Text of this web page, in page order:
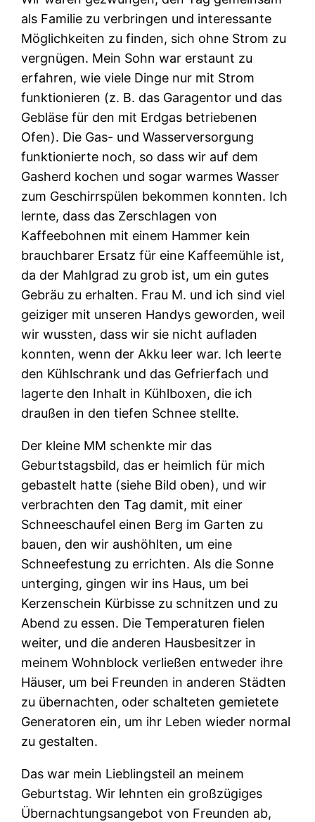
als Familie zu verbringen und interessante
Möglichkeiten zu finden, sich ohne Strom zu
vergnügen. Mein Sohn war erstaunt zu
erfahren, wie viele Dinge nur mit Strom
funktionieren (z. B. das Garagentor und das
Gebläse für den mit Erdgas betriebenen
Ofen). Die Gas- und Wasserversorgung
funktionierte noch, so dass wir auf dem
Gasherd kochen und sogar warmes Wasser
zum Geschirrspülen bekommen konnten. Ich
lernte, dass das Zerschlagen von
Kaffeebohnen mit einem Hammer kein
brauchbarer Ersatz für eine Kaffeemühle ist,
da der Mahlgrad zu grob ist, um ein gutes
Gebräu zu erhalten. Frau M. und ich sind viel
geiziger mit unseren Handys geworden, weil
wir wussten, dass wir sie nicht aufladen
konnten, wenn der Akku leer war. Ich leerte
den Kühlschrank und das Gefrierfach und
lagerte den Inhalt in Kühlboxen, die ich
draußen in den tiefen Schnee stellte.
Der kleine MM schenkte mir das
Geburtstagsbild, das er heimlich für mich
gebastelt hatte (siehe Bild oben), und wir
verbrachten den Tag damit, mit einer
Schneeschaufel einen Berg im Garten zu
bauen, den wir aushöhlten, um eine
Schneefestung zu errichten. Als die Sonne
unterging, gingen wir ins Haus, um bei
Kerzenschein Kürbisse zu schnitzen und zu
Abend zu essen. Die Temperaturen fielen
weiter, und die anderen Hausbesitzer in
meinem Wohnblock verließen entweder ihre
Häuser, um bei Freunden in anderen Städten
zu übernachten, oder schalteten gemietete
Generatoren ein, um ihr Leben wieder normal
zu gestalten.
Das war mein Lieblingsteil an meinem
Geburtstag. Wir lehnten ein großzügiges
Übernachtungsangebot von Freunden ab,